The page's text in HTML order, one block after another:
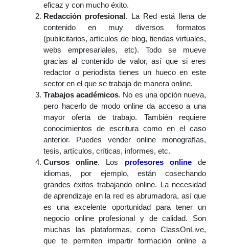
eficaz y con mucho éxito.
Redacción profesional. La Red está llena de
contenido en muy diversos formatos
(publicitarios, artículos de blog, tiendas virtuales,
webs empresariales, etc). Todo se mueve
gracias al contenido de valor, así que si eres
redactor o periodista tienes un hueco en este
sector en el que se trabaja de manera online.
Trabajos académicos. No es una opción nueva,
pero hacerlo de modo online da acceso a una
mayor oferta de trabajo. También requiere
conocimientos de escritura como en el caso
anterior. Puedes vender online monografías,
tesis, artículos, críticas, informes, etc.
Cursos online. Los profesores online
de
idiomas, por ejemplo, están cosechando
grandes éxitos trabajando online. La necesidad
de aprendizaje en la red es abrumadora, así que
es una excelente oportunidad para tener un
negocio online profesional y de calidad. Son
muchas las plataformas, como ClassOnLive,
que te permiten impartir formación online a